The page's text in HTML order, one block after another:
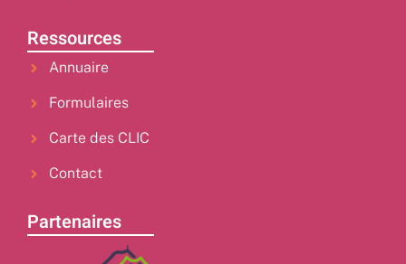
Ressources
Annuaire
Formulaires
Carte des CLIC
Contact
Partenaires